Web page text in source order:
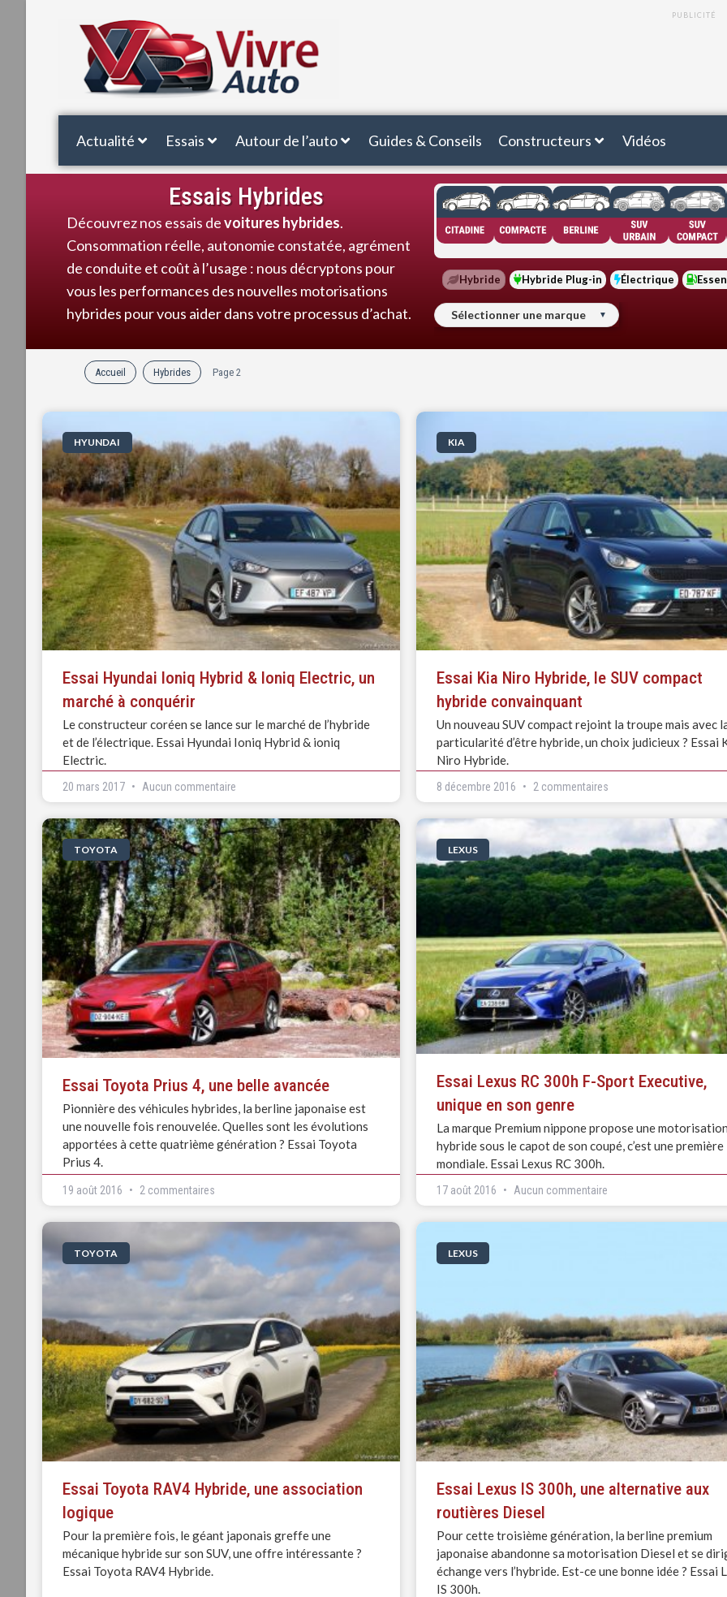
PUBLICITÉ
Actualité Essais Autour de l’auto Guides & Conseils Constructeurs Vidéos
Essais Hybrides
Découvrez nos essais devoitures hybrides.
Consommation réelle, autonomie constatée, agrément
de conduite et coût à l’usage : nous décryptons pour
vous les performances des nouvelles motorisations
hybrides pour vous aider dans votre processus d’achat.
Hybride Hybride Plug-in Électrique
Accueil Hybrides Page 2
HYUNDAI
Essai Hyundai Ioniq Hybrid & Ioniq Electric, un
marché à conquérir
Le constructeur coréen se lance sur le marché de l’hybride
et de l’électrique. Essai Hyundai Ioniq Hybrid & ioniq
Electric.
20 mars 2017 Aucun commentaire
KIA
Essai Kia Niro Hybride, le SUV compact
hybride convainquant
Un nouveau SUV compact rejoint la troupe mais avec
particularité d’être hybride, un choix judicieux ? Essai
Niro Hybride.
8 décembre 2016 2 commentaires
TOYOTA
Essai Toyota Prius 4, une belle avancée
Pionnière des véhicules hybrides, la berline japonaise est
une nouvelle fois renouvelée. Quelles sont les évolutions
apportées à cette quatrième génération ? Essai Toyota
Prius 4.
19 août 2016 2 commentaires
LEXUS
Essai Lexus RC 300h F-Sport Executive,
unique en son genre
La marque Premium nippone propose une
hybride sous le capot de son coupé, c’est une première
mondiale. Essai Lexus RC 300h.
17 août 2016 Aucun commentaire
TOYOTA
Essai Toyota RAV4 Hybride, une association
logique
Pour la première fois, le géant japonais greffe une
mécanique hybride sur son SUV, une offre intéressante ?
Essai Toyota RAV4 Hybride.
LEXUS
Essai Lexus IS 300h, une alternative aux
routières Diesel
Pour cette troisième génération, la berline premium
japonaise abandonne sa motorisation Diesel et se
échange vers l’hybride. Est-ce une bonne idée ? Essai
IS 300h.